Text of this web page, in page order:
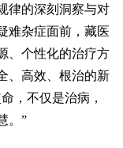
律的深刻洞察与对
难杂症面前，藏医
、个性化的治疗方
、高效、根治的新
，不仅是治病，
。”